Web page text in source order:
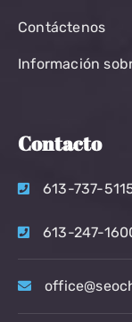
Contáctenos
Información
Contacto
613-737-
613-247-